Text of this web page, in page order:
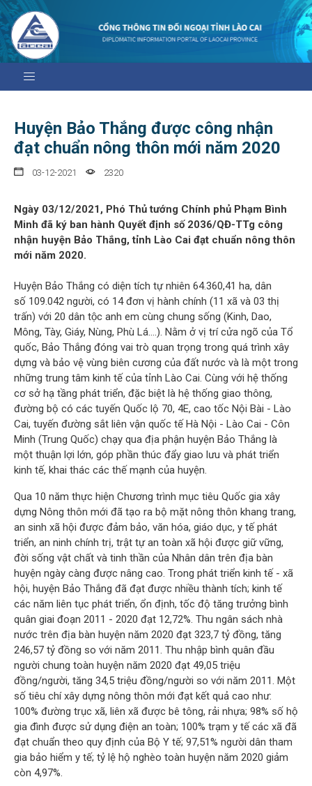
Huyện Bảo Thắng được công nhận
đạt chuẩn nông thôn mới năm 2020
03-12-2021 2320
Ngày 03/12/2021, Phó Thủ tướng Chính phủ Phạm Bình
Minh đã ký ban hành Quyết định số 2036/QĐ-TTg công
nhận huyện Bảo Thắng, tỉnh Lào Cai đạt chuẩn nông thôn
mới năm 2020.
Huyện Bảo Thắng có diện tích tự nhiên 64.360,41 ha, dân
số 109.042 người, có 14 đơn vị hành chính (11 xã và 03 thị
trấn) với 20 dân tộc anh em cùng chung sống (Kinh, Dao,
Mông, Tày, Giáy, Nùng, Phù Lá....). Nằm ở vị trí cửa ngõ của Tổ
quốc, Bảo Thắng đóng vai trò quan trọng trong quá trình xây
dựng và bảo vệ vùng biên cương của đất nước và là một trong
những trung tâm kinh tế của tỉnh Lào Cai. Cùng với hệ thống
cơ sở hạ tầng phát triển, đặc biệt là hệ thống giao thông,
đường bộ có các tuyến Quốc lộ 70, 4E, cao tốc Nội Bài - Lào
Cai, tuyến đường sắt liên vận quốc tế Hà Nội - Lào Cai - Côn
Minh (Trung Quốc) chạy qua địa phận huyện Bảo Thắng là
một thuận lợi lớn, góp phần thúc đẩy giao lưu và phát triển
kinh tế, khai thác các thế mạnh của huyện.
Qua 10 năm thực hiện Chương trình mục tiêu Quốc gia xây
dựng Nông thôn mới đã tạo ra bộ mặt nông thôn khang trang,
an sinh xã hội được đảm bảo, văn hóa, giáo dục, y tế phát
triển, an ninh chính trị, trật tự an toàn xã hội được giữ vững,
đời sống vật chất và tinh thần của Nhân dân trên địa bàn
huyện ngày càng được nâng cao. Trong phát triển kinh tế - xã
hội, huyện Bảo Thắng đã đạt được nhiều thành tích; kinh tế
các năm liên tục phát triển, ổn định, tốc độ tăng trưởng bình
quân giai đoạn 2011 - 2020 đạt 12,72%. Thu ngân sách nhà
nước trên địa bàn huyện năm 2020 đạt 323,7 tỷ đồng, tăng
246,57 tỷ đồng so với năm 2011. Thu nhập bình quân đầu
người chung toàn huyện năm 2020 đạt 49,05 triệu
đồng/người, tăng 34,5 triệu đồng/người so với năm 2011. Một
số tiêu chí xây dựng nông thôn mới đạt kết quả cao như:
100% đường trục xã, liên xã được bê tông, rải nhựa; 98% số hộ
gia đình được sử dụng điện an toàn; 100% trạm y tế các xã đã
đạt chuẩn theo quy định của Bộ Y tế; 97,51% người dân tham
gia bảo hiểm y tế; tỷ lệ hộ nghèo toàn huyện năm 2020 giảm
còn 4,97%.